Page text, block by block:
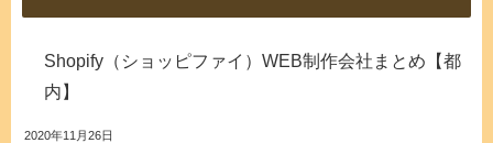
Shopify（ショッピファイ）WEB制作会社まとめ【都
内】
2020年11月26日